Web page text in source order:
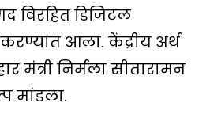
विरहित डिजिटल
आला. केंद्रीय अर्थ
मंत्री निर्मला सीतारामन
मांडला.